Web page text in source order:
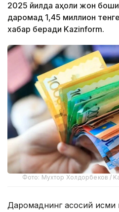
2025 йилда аҳоли жон
даромад 1,45 миллион
хабар беради Kazinform.
Фото: Мухтор Холдорбеков /
Даромаднинг асосий қисми